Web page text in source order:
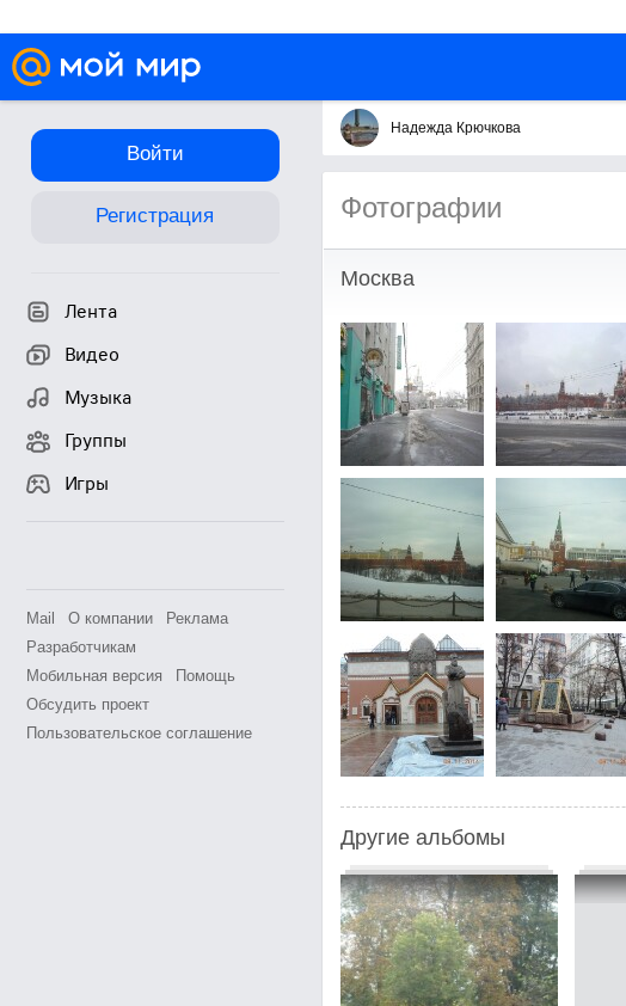
Войти
Регистрация
Лента
Видео
Музыка
Группы
Игры
Mail О компании
Реклама
Разработчикам
Мобильная версия
Помощь
Обсудить проект
Пользовательское соглашение
Надежда Крючкова
Фотографии
Москва
Другие альбомы